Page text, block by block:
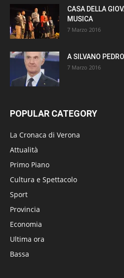
CASA DELLA
MUSICA
7 Marzo 2016
A SILVANO
7 Marzo 2016
POPULAR CATEGORY
La Cronaca di Verona
Attualità
Primo Piano
Cultura e Spettacolo
Sport
Provincia
Economia
Ultima ora
Bassa